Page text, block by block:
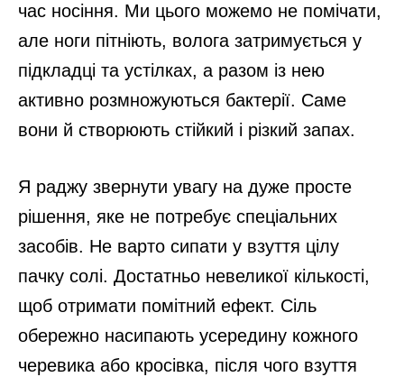
час носіння. Ми цього можемо не помічати,
але ноги пітніють, волога затримується у
підкладці та устілках, а разом із нею
активно розмножуються бактерії. Саме
вони й створюють стійкий і різкий запах.
Я раджу звернути увагу на дуже просте
рішення, яке не потребує спеціальних
засобів. Не варто сипати у взуття цілу
пачку солі. Достатньо невеликої кількості,
щоб отримати помітний ефект. Сіль
обережно насипають усередину кожного
черевика або кросівка, після чого взуття